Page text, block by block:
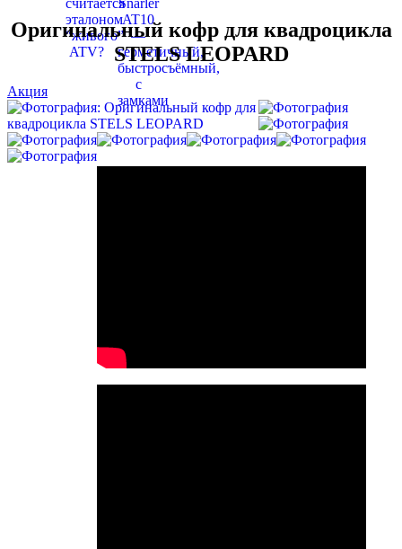
Оригинальный кофр для квадроцикла
STELS LEOPARD
Акция